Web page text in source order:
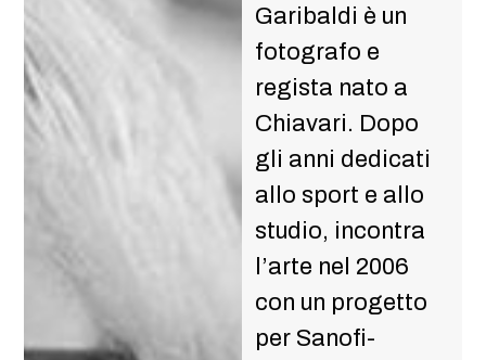
Garibaldi è un
fotografo e
regista nato a
Chiavari. Dopo
gli anni dedicati
allo sport e allo
studio, incontra
l’arte nel 2006
con un progetto
per Sanofi-